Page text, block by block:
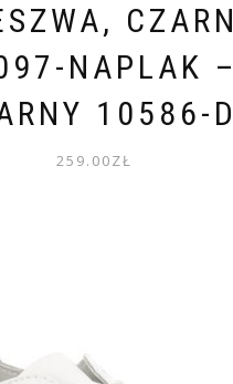
NAPLAK –
10586-D
259.00ZŁ